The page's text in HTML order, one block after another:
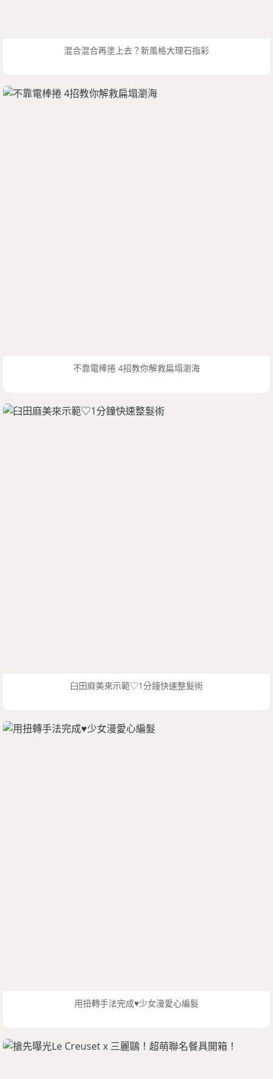
混合混合再塗上去？新風格大理石指彩
不靠電棒捲 4招教你解救扁塌瀏海
臼田麻美來示範♡1分鐘快速整髮術
用扭轉手法完成♥少女漫愛心編髮